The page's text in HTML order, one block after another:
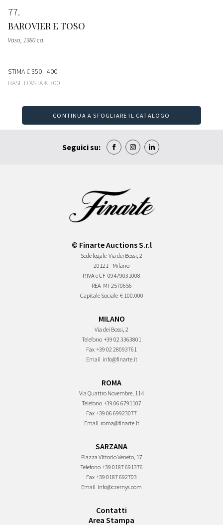
77
BAROVIER E TOSO
Vaso, 1980 ca.
STIMA€ 350 - 400
BASE D'ASTA€ 300
CONTINUA A SFOGLIARE IL CATALOGO
Seguici su:
© Finarte Auctions S.r.l
Sede legale Via dei Bossi, 2
20121 - Milano
P.IVA e CF 09479031008
REA MI-2570656
Capitale Sociale € 100.000
MILANO
Via dei Bossi, 2
Telefono +39 02 3363801
Fax +39 02 28093761
Email info@finarte.it
ROMA
Via Quattro Novembre, 114
Telefono +39 06 6791107
Fax +39 06 69923077
Email roma@finarte.it
SARZANA
Piazza Vittorio Veneto, 17
Telefono +39 0187 691376
Fax +39 0187 692703
Email info@czernys.com
Contatti
Area Stampa